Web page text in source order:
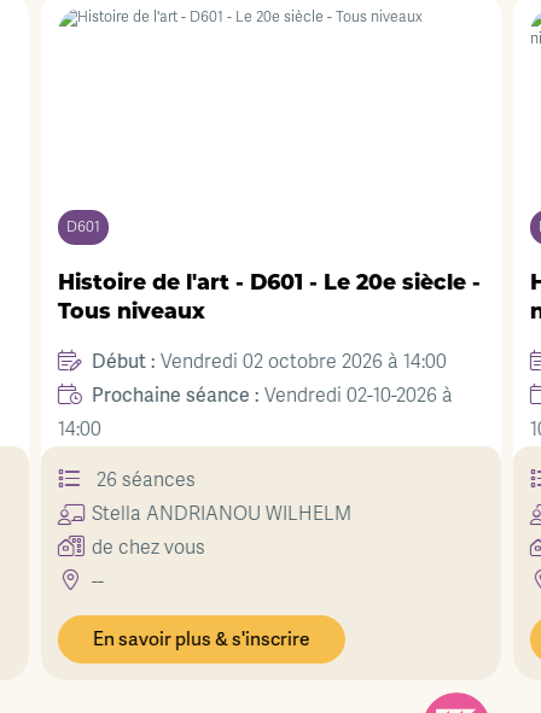
D601
Histoire de l'art - D601 - Le 20e siècle -
Tous niveaux
Début : Vendredi 02 octobre 2026 à 14:00
Prochaine séance : Vendredi 02-10-2026 à
14:00
26 séances
Stella ANDRIANOU WILHELM
de chez vous
--
En savoir plus & s'inscrire